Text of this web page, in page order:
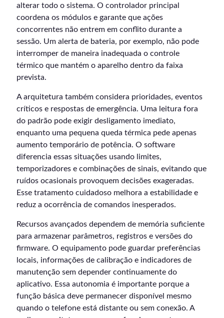
alterar todo o sistema. O controlador principal
coordena os módulos e garante que ações
concorrentes não entrem em conflito durante a
sessão. Um alerta de bateria, por exemplo, não pode
interromper de maneira inadequada o controle
térmico que mantém o aparelho dentro da faixa
prevista.
A arquitetura também considera prioridades, eventos
críticos e respostas de emergência. Uma leitura fora
do padrão pode exigir desligamento imediato,
enquanto uma pequena queda térmica pede apenas
aumento temporário de potência. O software
diferencia essas situações usando limites,
temporizadores e combinações de sinais, evitando que
ruídos ocasionais provoquem decisões exageradas.
Esse tratamento cuidadoso melhora a estabilidade e
reduz a ocorrência de comandos inesperados.
Recursos avançados dependem de memória suficiente
para armazenar parâmetros, registros e versões do
firmware. O equipamento pode guardar preferências
locais, informações de calibração e indicadores de
manutenção sem depender continuamente do
aplicativo. Essa autonomia é importante porque a
função básica deve permanecer disponível mesmo
quando o telefone está distante ou sem conexão. A